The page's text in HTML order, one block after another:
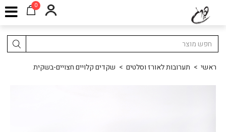
0
ראשי > תערובות לאורז וסלטים > שקדים קלויים חצויים-בשקית